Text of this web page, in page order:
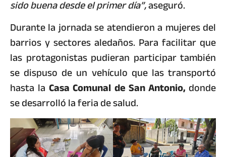
sido buena desde el primer día”,aseguró.
Durante la jornada se atendieron a mujeres del
barrios y sectores aledaños. Para facilitar que
las protagonistas pudieran participar también
se dispuso de un vehículo que las transportó
hasta laCasa Comunal de San Antonio,donde
se desarrolló la feria de salud.